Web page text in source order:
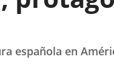
española en